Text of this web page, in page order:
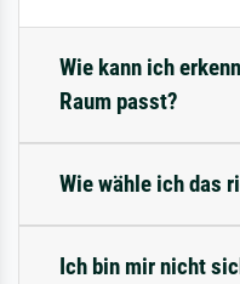
Wie kann ich
Raum passt?
Wie wähle ich das
Ich bin mir nicht